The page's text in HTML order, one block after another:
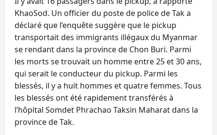
KhaoSod. Un officier du poste de police de Tak a
déclaré que l’enquête suggère que le pickup
transportait des immigrants illégaux du Myanmar
se rendant dans la province de Chon Buri. Parmi
les morts se trouvait un homme entre 25 et 30 ans,
qui serait le conducteur du pickup. Parmi les
blessés, il y a huit hommes et quatre femmes. Tous
les blessés ont été rapidement transférés à
l’hôpital Somdet Phrachao Taksin Maharat dans la
province de Tak.